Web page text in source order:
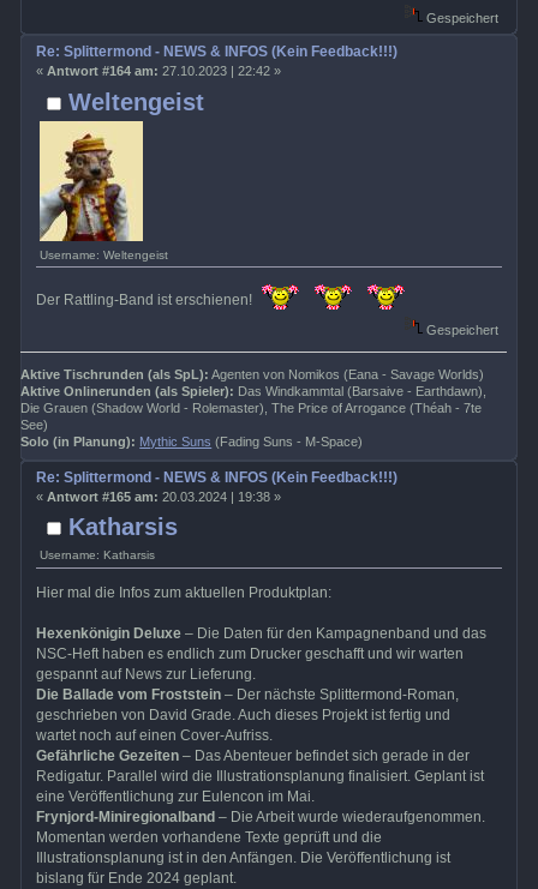
Gespeichert
Weltengeist
Username: Weltengeist
Re: Splittermond - NEWS & INFOS (Kein Feedback!!!)
« Antwort #164 am: 27.10.2023 | 22:42 »
Der Rattling-Band ist erschienen!
Gespeichert
Aktive Tischrunden (als SpL): Agenten von Nomikos (Eana - Savage Worlds)
Aktive Onlinerunden (als Spieler): Das Windkammtal (Barsaive - Earthdawn),
Die Grauen (Shadow World - Rolemaster), The Price of Arrogance (Théah - 7te
See)
Solo (in Planung): Mythic Suns (Fading Suns - M-Space)
Katharsis
Username: Katharsis
Re: Splittermond - NEWS & INFOS (Kein Feedback!!!)
« Antwort #165 am: 20.03.2024 | 19:38 »
Hier mal die Infos zum aktuellen Produktplan:
Hexenkönigin Deluxe– Die Daten für den Kampagnenband und das
NSC-Heft haben es endlich zum Drucker geschafft und wir warten
gespannt auf News zur Lieferung.
Die Ballade vom Froststein– Der nächste Splittermond-Roman,
geschrieben von David Grade. Auch dieses Projekt ist fertig und
wartet noch auf einen Cover-Aufriss.
Gefährliche Gezeiten– Das Abenteuer befindet sich gerade in der
Redigatur. Parallel wird die Illustrationsplanung finalisiert. Geplant ist
eine Veröffentlichung zur Eulencon im Mai.
Frynjord-Miniregionalband – Die Arbeit wurde wiederaufgenommen.
Momentan werden vorhandene Texte geprüft und die
Illustrationsplanung ist in den Anfängen. Die Veröffentlichung ist
bislang für Ende 2024 geplant.